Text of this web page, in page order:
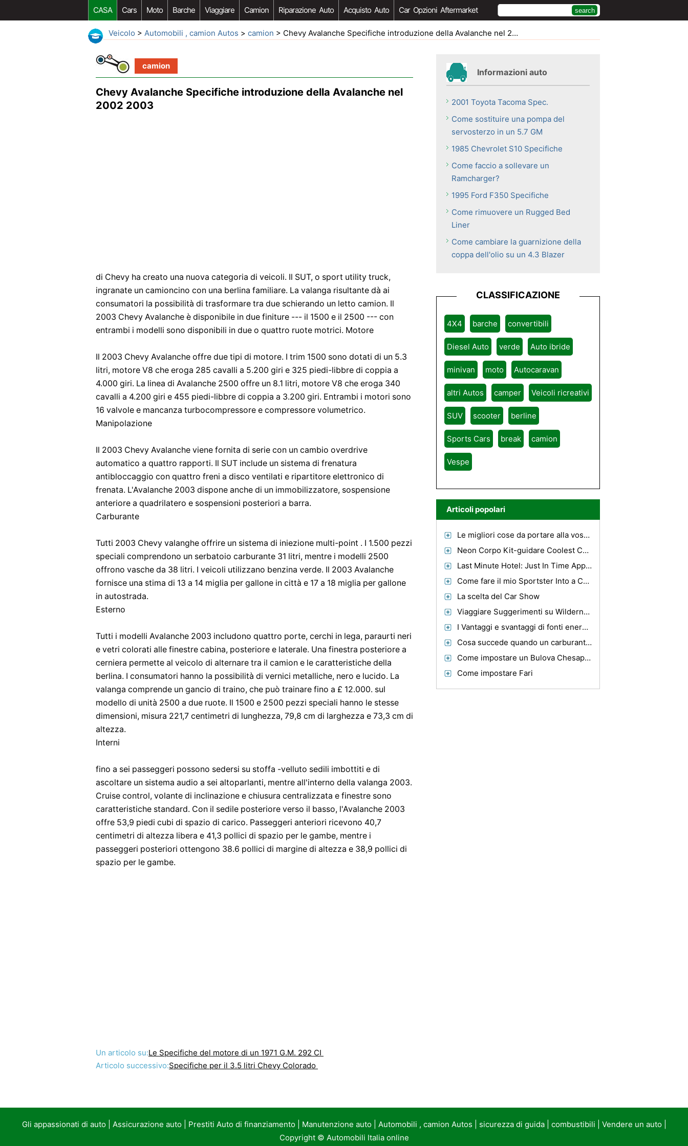
CASA Cars Moto Barche Viaggiare Camion Riparazione Auto Acquisto Auto Car Opzioni Aftermarket
Veicolo > Automobili , camion Autos > camion > Chevy Avalanche Specifiche introduzione della Avalanche nel 2002 2003
camion
Chevy Avalanche Specifiche introduzione della Avalanche nel
2002 2003
di Chevy ha creato una nuova categoria di veicoli. Il SUT, o sport utility truck,
ingranate un camioncino con una berlina familiare. La valanga risultante dà ai
consumatori la possibilità di trasformare tra due schierando un letto camion. Il
2003 Chevy Avalanche è disponibile in due finiture --- il 1500 e il 2500 --- con
entrambi i modelli sono disponibili in due o quattro ruote motrici. Motore
Il 2003 Chevy Avalanche offre due tipi di motore. I trim 1500 sono dotati di un 5.3
litri, motore V8 che eroga 285 cavalli a 5.200 giri e 325 piedi-libbre di coppia a
4.000 giri. La linea di Avalanche 2500 offre un 8.1 litri, motore V8 che eroga 340
cavalli a 4.200 giri e 455 piedi-libbre di coppia a 3.200 giri. Entrambi i motori sono
16 valvole e mancanza turbocompressore e compressore volumetrico.
Manipolazione
Il 2003 Chevy Avalanche viene fornita di serie con un cambio overdrive
automatico a quattro rapporti. Il SUT include un sistema di frenatura
antibloccaggio con quattro freni a disco ventilati e ripartitore elettronico di
frenata. L'Avalanche 2003 dispone anche di un immobilizzatore, sospensione
anteriore a quadrilatero e sospensioni posteriori a barra.
Carburante
Tutti 2003 Chevy valanghe offrire un sistema di iniezione multi-point . I 1.500 pezzi
speciali comprendono un serbatoio carburante 31 litri, mentre i modelli 2500
offrono vasche da 38 litri. I veicoli utilizzano benzina verde. Il 2003 Avalanche
fornisce una stima di 13 a 14 miglia per gallone in città e 17 a 18 miglia per gallone
in autostrada.
Esterno
Tutti i modelli Avalanche 2003 includono quattro porte, cerchi in lega, paraurti neri
e vetri colorati alle finestre cabina, posteriore e laterale. Una finestra posteriore a
cerniera permette al veicolo di alternare tra il camion e le caratteristiche della
berlina. I consumatori hanno la possibilità di vernici metalliche, nero e lucido. La
valanga comprende un gancio di traino, che può trainare fino a £ 12.000. sul
modello di unità 2500 a due ruote. Il 1500 e 2500 pezzi speciali hanno le stesse
dimensioni, misura 221,7 centimetri di lunghezza, 79,8 cm di larghezza e 73,3 cm di
altezza.
Interni
fino a sei passeggeri possono sedersi su stoffa -velluto sedili imbottiti e di
ascoltare un sistema audio a sei altoparlanti, mentre all'interno della valanga 2003.
Cruise control, volante di inclinazione e chiusura centralizzata e finestre sono
caratteristiche standard. Con il sedile posteriore verso il basso, l'Avalanche 2003
offre 53,9 piedi cubi di spazio di carico. Passeggeri anteriori ricevono 40,7
centimetri di altezza libera e 41,3 pollici di spazio per le gambe, mentre i
passeggeri posteriori ottengono 38.6 pollici di margine di altezza e 38,9 pollici di
spazio per le gambe.
Un articolo su:Le Specifiche del motore di un 1971 G.M. 292 CI
Articolo successivo:Specifiche per il 3.5 litri Chevy Colorado
Informazioni auto
2001 Toyota Tacoma Spec.
Come sostituire una pompa del
servosterzo in un 5.7 GM
1985 Chevrolet S10 Specifiche
Come faccio a sollevare un
Ramcharger?
1995 Ford F350 Specifiche
Come rimuovere un Rugged Bed
Liner
Come cambiare la guarnizione della
coppa dell'olio su un 4.3 Blazer
CLASSIFICAZIONE
4X4 barche convertibili
Diesel Auto verde Auto ibride
minivan moto Autocaravan
altri Autos camper Veicoli ricreativi
SUV scooter berline
Sports Cars break camion
Vespe
Articoli popolari
Le migliori cose da portare alla vostra Condo
Neon Corpo Kit-guidare Coolest Car In città
Last Minute Hotel: Just In Time Approach To Get migliori hotel a prezzi scontati
Come fare il mio Sportster Into a Chopper
La scelta del Car Show
Viaggiare Suggerimenti su Wilderness indiano
I Vantaggi e svantaggi di fonti energetiche non rinnovabili
Cosa succede quando un carburante per auto ad iniezione finisce la benzina?
Come impostare un Bulova Chesapeake Barometro
Come impostare Fari
Gli appassionati di auto| Assicurazione auto| Prestiti Auto di finanziamento| Manutenzione auto| Automobili , camion Autos sicurezza di guida| combustibili Vendere un auto|
Copyright © Automobili Italia online